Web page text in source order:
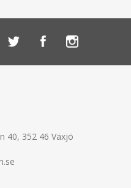
40, 352 46 Växjö